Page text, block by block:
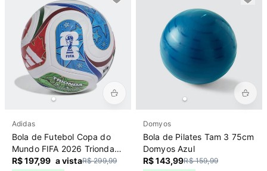
Adidas
Bola de Futebol Copa do
Mundo FIFA 2026 Trionda
League Adidas Branca
R$ 197,99 a vistaR$ 299,99
Domyos
Bola de Pilates Tam 3 75cm
Domyos Azul
R$ 143,99R$ 159,99